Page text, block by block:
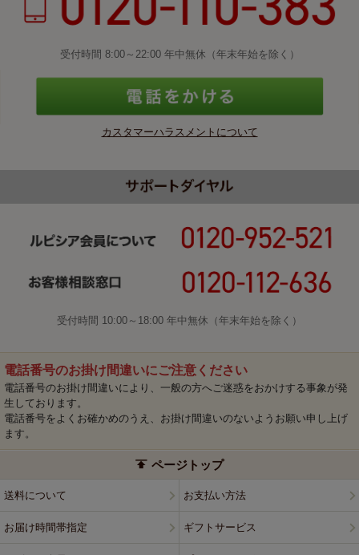
受付時間 8:00～22:00 年中無休（年末年始を除く）
カスタマーハラスメントについて
受付時間 10:00～18:00 年中無休（年末年始を除く）
電話番号のお掛け間違いにご注意ください
電話番号のお掛け間違いにより、一般の方へご迷惑をおかけする事象が発
生しております。
電話番号をよくお確かめのうえ、お掛け間違いのないようお願い申し上げ
ます。
ページトップ
送料について お支払い方法
お届け時間帯指定 ギフトサービス